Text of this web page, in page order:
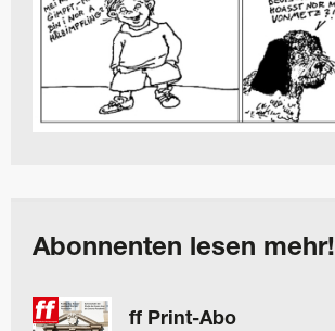
Abonnenten lesen mehr!
ff Print-Abo